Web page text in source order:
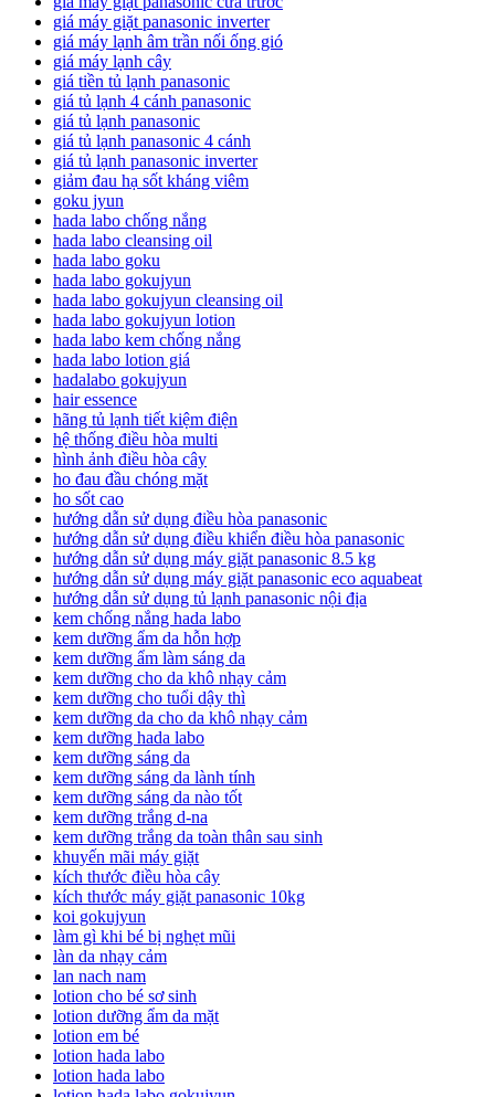
giá máy giặt panasonic inverter
giá máy lạnh âm trần nối ống gió
giá máy lạnh cây
giá tiền tủ lạnh panasonic
giá tủ lạnh 4 cánh panasonic
giá tủ lạnh panasonic
giá tủ lạnh panasonic 4 cánh
giá tủ lạnh panasonic inverter
giảm đau hạ sốt kháng viêm
goku jyun
hada labo chống nắng
hada labo cleansing oil
hada labo goku
hada labo gokujyun
hada labo gokujyun cleansing oil
hada labo gokujyun lotion
hada labo kem chống nắng
hada labo lotion giá
hadalabo gokujyun
hair essence
hãng tủ lạnh tiết kiệm điện
hệ thống điều hòa multi
hình ảnh điều hòa cây
ho đau đầu chóng mặt
ho sốt cao
hướng dẫn sử dụng điều hòa panasonic
hướng dẫn sử dụng điều khiển điều hòa panasonic
hướng dẫn sử dụng máy giặt panasonic 8.5 kg
hướng dẫn sử dụng máy giặt panasonic eco aquabeat
hướng dẫn sử dụng tủ lạnh panasonic nội địa
kem chống nắng hada labo
kem dưỡng ẩm da hỗn hợp
kem dưỡng ẩm làm sáng da
kem dưỡng cho da khô nhạy cảm
kem dưỡng cho tuổi dậy thì
kem dưỡng da cho da khô nhạy cảm
kem dưỡng hada labo
kem dưỡng sáng da
kem dưỡng sáng da lành tính
kem dưỡng sáng da nào tốt
kem dưỡng trắng d-na
kem dưỡng trắng da toàn thân sau sinh
khuyến mãi máy giặt
kích thước điều hòa cây
kích thước máy giặt panasonic 10kg
koi gokujyun
làm gì khi bé bị nghẹt mũi
làn da nhạy cảm
lan nach nam
lotion cho bé sơ sinh
lotion dưỡng ẩm da mặt
lotion em bé
lotion hada labo
lotion hada labo